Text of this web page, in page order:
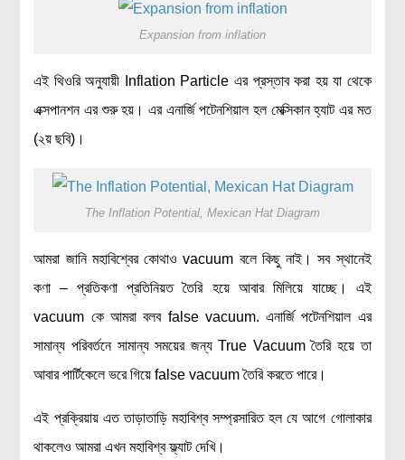
প্রশ্নমালা
লেখকদের আঙিনা
নিবন্ধন
আপনার প্রোফাইল
তথ্য ও যোগাযোগ
বিজ্ঞানযাত্রা সংবাদ/বিজ্ঞপ্তি
লক্ষ্য ও উদ্দেশ্য
Expansion from inflation
এই থিওরি অনুযায়ী Inflation Particle এর প্রস্তাব করা হয় যা থেকে
এক্সপানশন এর শুরু হয়। এর এনার্জি পটেনশিয়াল হল মেক্সিকান হ্যাট এর মত
(২য় ছবি)।
The Inflation Potential, Mexican Hat Diagram
আমরা জানি মহাবিশ্বের কোথাও vacuum বলে কিছু নাই। সব স্থানেই
কণা – প্রতিকণা প্রতিনিয়ত তৈরি হয়ে আবার মিলিয়ে যাচ্ছে। এই
vacuum কে আমরা বলব false vacuum. এনার্জি পটেনশিয়াল এর
সামান্য পরিবর্তনে সামান্য সময়ের জন্য True Vacuum তৈরি হয়ে তা
আবার পার্টিকেলে ভরে গিয়ে false vacuum তৈরি করতে পারে।
এই প্রক্রিয়ায় এত তাড়াতাড়ি মহাবিশ্ব সম্প্রসারিত হল যে আগে গোলাকার
থাকলেও আমরা এখন মহাবিশ্ব ফ্ল্যাট দেখি।